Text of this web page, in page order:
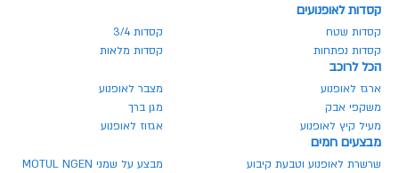
קסדות לאופנועים
קסדות שטח
קסדות 3/4
קסדות נפתחות
קסדות מלאות
הכל לרוכב
ארגז לאופנוע
מצבר לאופנוע
משקפי אבק
מגן ברך
מעיל קיץ לאופנוע
אגזוז לאופנוע
מבצעים חמים
שרשרת לאופנוע וטבעת קיבוע
מבצע על שמני MOTUL NGEN